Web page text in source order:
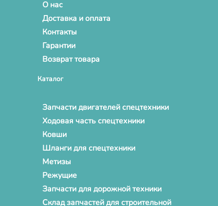
О нас
Доставка и оплата
Контакты
Гарантии
Возврат товара
Каталог
Запчасти двигателей спецтехники
Ходовая часть спецтехники
Ковши
Шланги для спецтехники
Метизы
Режущие
Запчасти для дорожной техники
Склад запчастей для строительной